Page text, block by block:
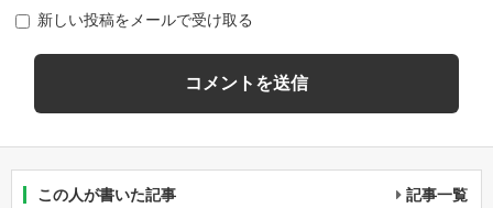
新しい投稿をメールで受け取る
この人が書いた記事 記事一覧